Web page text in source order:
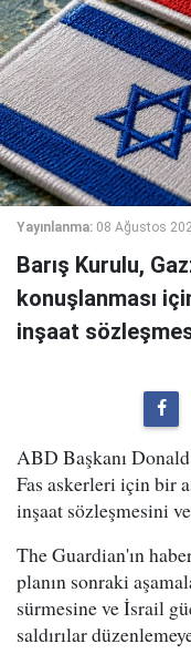
Yayınlanma: 08 Ağustos
Barış Kurulu,
konuşlanması
inşaat
ABD Başkanı
Fas askerleri için bir
inşaat sözleşmesini
The Guardian'ın
planın sonraki
sürmesine ve İsrail
saldırılar